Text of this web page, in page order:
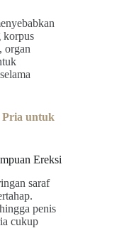
korpus
organ
Pria untuk
Ereksi
saraf
penis
cukup